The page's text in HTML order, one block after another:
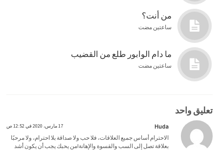
من أنت؟
ساعتين مضت
ما دام الوابور طلع من القضيب
ساعتين مضت
تعليق واحد
Huda 17 مارس، 2020 في 12:52 ص
الاحترام أساس جميع العلاقات، فلا حب ولا صداقة بلا احترام، ولا مرحبًا
بعلاقة تصل إلى السب والقسوة والإهانة!من يحبك يجب أن يكون أشد